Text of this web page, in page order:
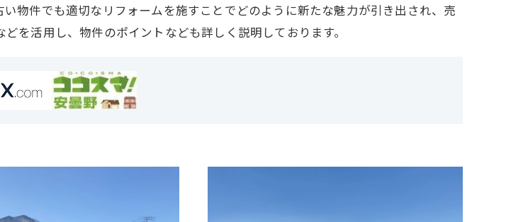
物件でも適切なリフォームを施すことでどのように新たな魅力が引き出され、売
を活用し、物件のポイントなども詳しく説明しております。